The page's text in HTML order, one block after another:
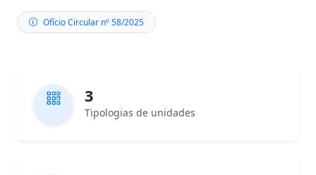
Ofício Circular nº 58/2025
3
Tipologias de unidades